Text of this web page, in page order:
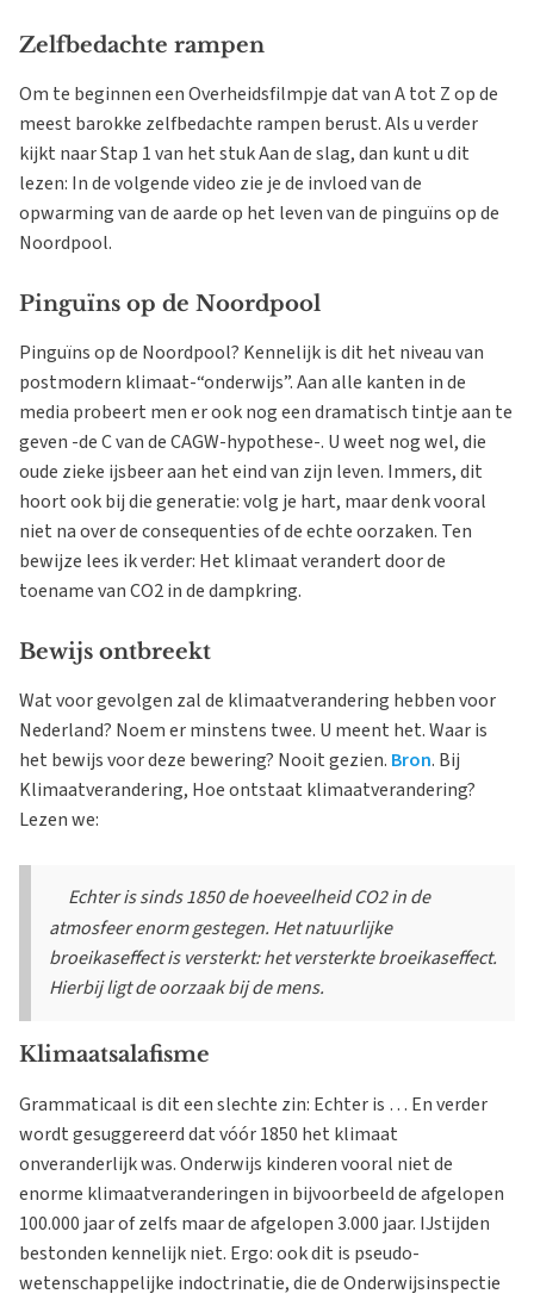
Zelfbedachte rampen
Om te beginnen een Overheidsfilmpje dat van A tot Z op de
meest barokke zelfbedachte rampen berust. Als u verder
kijkt naar Stap 1 van het stuk Aan de slag, dan kunt u dit
lezen: In de volgende video zie je de invloed van de
opwarming van de aarde op het leven van de pinguïns op de
Noordpool.
Pinguïns op de Noordpool
Pinguïns op de Noordpool? Kennelijk is dit het niveau van
postmodern klimaat-“onderwijs”. Aan alle kanten in de
media probeert men er ook nog een dramatisch tintje aan te
geven -de C van de CAGW-hypothese-. U weet nog wel, die
oude zieke ijsbeer aan het eind van zijn leven. Immers, dit
hoort ook bij die generatie: volg je hart, maar denk vooral
niet na over de consequenties of de echte oorzaken. Ten
bewijze lees ik verder: Het klimaat verandert door de
toename van CO2 in de dampkring.
Bewijs ontbreekt
Wat voor gevolgen zal de klimaatverandering hebben voor
Nederland? Noem er minstens twee. U meent het. Waar is
het bewijs voor deze bewering? Nooit gezien. Bron. Bij
Klimaatverandering, Hoe ontstaat klimaatverandering?
Lezen we:
Echter is sinds 1850 de hoeveelheid CO2 in de
atmosfeer enorm gestegen. Het natuurlijke
broeikaseffect is versterkt: het versterkte broeikaseffect.
Hierbij ligt de oorzaak bij de mens.
Klimaatsalafisme
Grammaticaal is dit een slechte zin: Echter is … En verder
wordt gesuggereerd dat vóór 1850 het klimaat
onveranderlijk was. Onderwijs kinderen vooral niet de
enorme klimaatveranderingen in bijvoorbeeld de afgelopen
100.000 jaar of zelfs maar de afgelopen 3.000 jaar. IJstijden
bestonden kennelijk niet. Ergo: ook dit is pseudo-
wetenschappelijke indoctrinatie, die de Onderwijsinspectie